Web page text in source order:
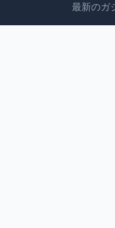
最新のガ